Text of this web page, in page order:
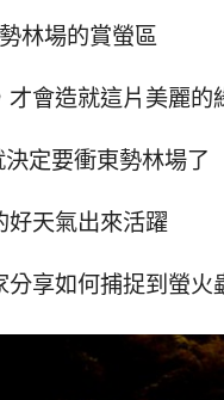
林場的賞螢區
會造就這片美麗的
定要衝東勢林場了
好天氣出來活躍
享如何捕捉到螢火